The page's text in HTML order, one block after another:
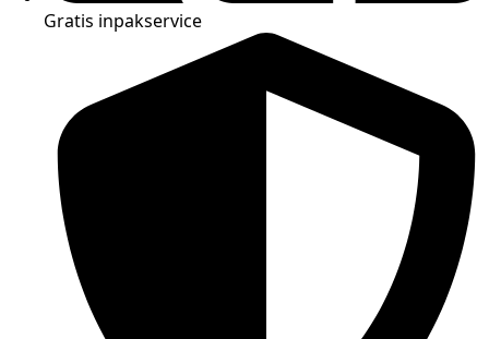
Gratis inpakservice